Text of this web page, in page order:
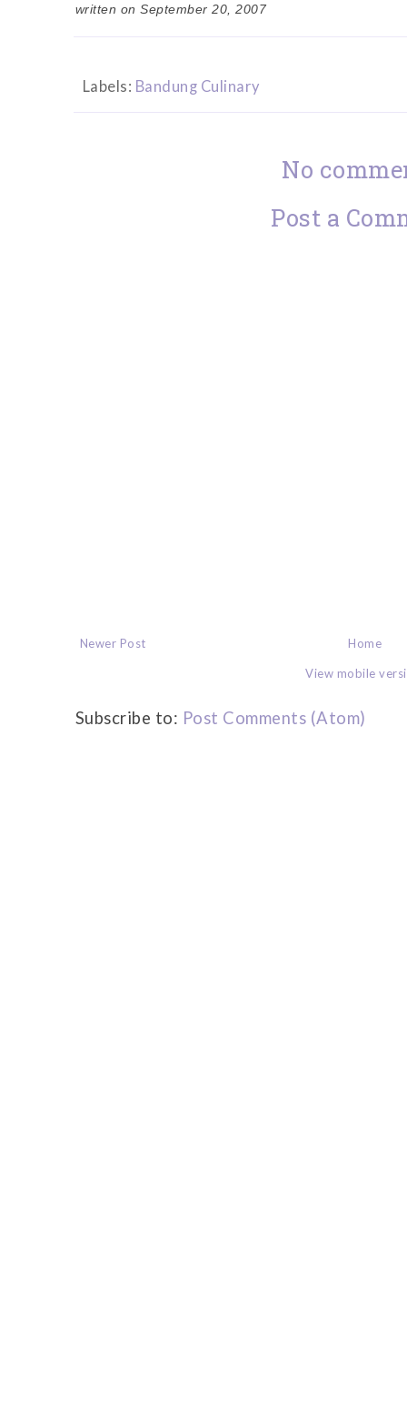
written on September 20, 2007
Labels: Bandung Culinary
No
Post a
Newer Post Home
View mobile
Subscribe to: Post Comments (Atom)